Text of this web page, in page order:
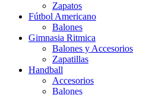
Zapatos
Fútbol Americano
Balones
Gimnasia Ritmica
Balones y Accesorios
Zapatillas
Handball
Accesorios
Balones